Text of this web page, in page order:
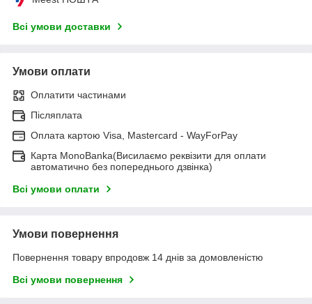
Всі умови доставки
Умови оплати
Оплатити частинами
Післяплата
Оплата картою Visa, Mastercard - WayForPay
Карта MonoBanka(Висилаємо реквізити для оплати
автоматично без попереднього дзвінка)
Всі умови оплати
Умови повернення
Повернення товару впродовж 14 днів за домовленістю
Всі умови повернення